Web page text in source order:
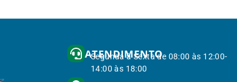
ATENDIMENTO
Segunda à Sexta de 08:00 às 12:00-
14:00 às 18:00